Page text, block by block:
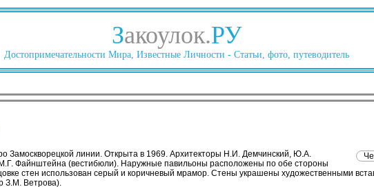
Закоулок.РУ
Достопримечательности Мира, Известные Личности - Статьи, фото, путеводитель
Замоскворецкой линии. Открыта в 1969. Архитекторы Н.И. Демчинский, Ю.А.
М.Г. Файнштейна (вестибюли). Наружные павильоны расположены по обе стороны
стен использован серый и коричневый мрамор. Стены украшены художественными
З.М. Ветрова).